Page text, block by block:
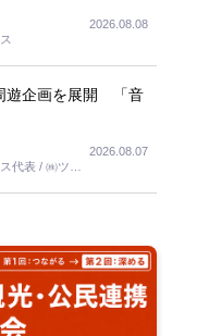
2026.08.08
遊企画を展開 「音
代表 / ㈱ツー
2026.08.07